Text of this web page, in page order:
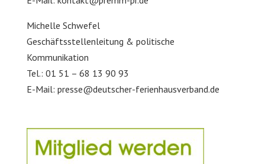
Michelle Schwefel
Geschäftsstellenleitung & politische
Kommunikation
Tel.: 01 51 – 68 13 90 93
E-Mail: presse@deutscher-ferienhausverband.de